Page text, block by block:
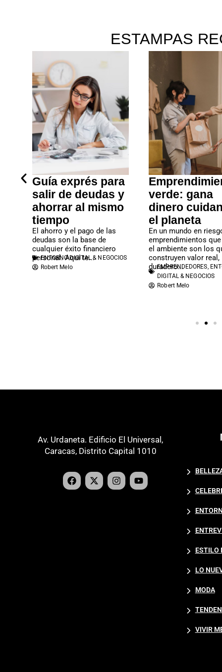
ESTAMPAS
Guía exprés para
salir de deudas y
ahorrar al mismo
tiempo
El ahorro y el pago de las
deudas son la base de
cualquier éxito financiero
personal. Aquí te...
ENTORNO DIGITAL & NEGOCIOS
Robert Melo
verde: gana
dinero
el planeta
En un mundo en
emprendimientos
el ambiente son los
construyen valor real,
duradero...
EMPRENDEDORES,
DIGITAL & NEGOCIOS
Robert Melo
Av. Urdaneta. Edificio El Universal,
Caracas, Distrito Capital 1010
ESTILO
LO
MODA
VIVIR
conquistan Marivent con